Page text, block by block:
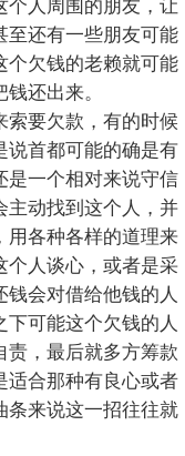
个人周围的朋友，让
至还有一些朋友可能
个欠钱的老赖就可能
还出来。
索要欠款，有的时候
说首都可能的确是有
是一个相对来说守信
主动找到这个人，并
用各种各样的道理来
个人谈心，或者是采
会对借给他钱的人
可能这个欠钱的人
责，最后就多方筹款
适合那种有良心或者
条来说这一招往往就